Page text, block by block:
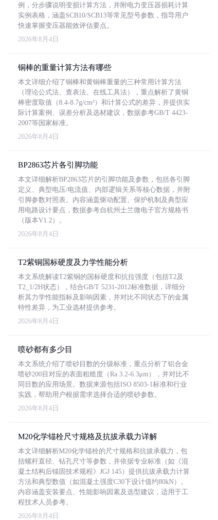
例，分步骤说明变损计算方法，并附电力变压器损耗计算
实例表格，涵盖SCB10/SCB13等常见型号参数，指导用户
快速掌握变压器能效评估要点。
2026年8月4日
铜棒的重量计算方法有哪些
本文详细介绍了铜棒和黄铜棒重量的三种常用计算方法
（理论公式法、查表法、在线工具法），重点解析了黄铜
棒密度取值（8.4-8.7g/cm³）和计算公式的差异，并提供实
际计算案例、误差分析及选材建议，数据参考GB/T 4423-
2007等国家标准。
2026年8月4日
BP2863芯片各引脚功能
本文详细解析BP2863芯片的引脚功能及参数，包括各引脚
定义、典型电压/电流值、内部逻辑关系等核心数据，并附
引脚参数对照表。内容涵盖驱动配置、保护机制及典型应
用电路设计要点，数据参考自杭州士兰微电子官方规格书
（版本V1.2）。
2026年8月4日
T2紫铜国标硬度及力学性能分析
本文系统解读T2紫铜的国标硬度和抗拉强度（包括T2及
T2_1/2H状态），结合GB/T 5231-2012标准数据，详细分
析其力学性能指标及影响因素，并对比不同状态下的金属
特性差异，为工业选材提供参考。
2026年8月4日
喷砂都有多少目
本文系统介绍了喷砂目数的分级标准，重点分析了铝合金
喷砂200目对应的表面粗糙度（Ra 3.2-6.3μm），并对比不
同目数的应用场景。数据来源包括ISO 8503-1标准和行业
实践，帮助用户根据需求选择合适的喷砂参数。
2026年8月4日
M20化学锚栓尺寸规格及抗拔承载力详解
本文详细解析M20化学锚栓的尺寸规格和抗拔承载力，包
括螺杆直径、钻孔尺寸等参数，并依据专业标准（如《混
凝土结构后锚固技术规程》JGJ 145）提供抗拔承载力计算
方法和典型数值（如混凝土强度C30下设计值约80kN）。
内容涵盖安装要点、性能影响因素及选型建议，适用于工
程技术人员参考。
2026年8月4日